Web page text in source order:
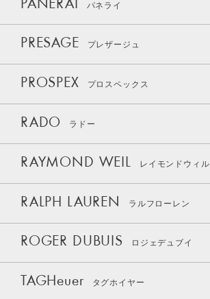
PANERAI パネライ
PRESAGE プレザージュ
PROSPEX プロスペックス
RADO ラドー
RAYMOND WEIL レイモンドウィル
RALPH LAUREN ラルフローレン
ROGER DUBUIS ロジェデュブイ
TAGHeuer タグホイヤー